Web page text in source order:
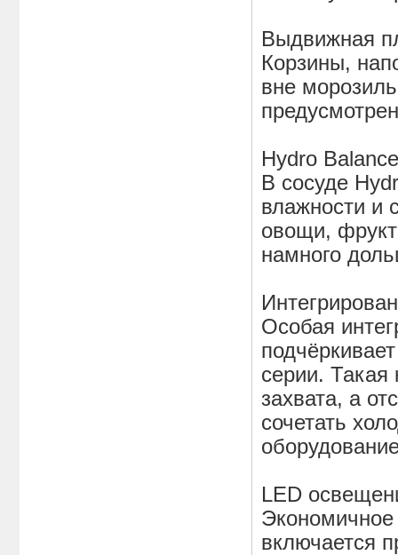
Выдвижная
Корзины,
вне
Hydro
В сосуде
влажности и
овощи,
намного
Особая
серии. Такая
захвата, а
сочетать
LED
Экономичное
включается